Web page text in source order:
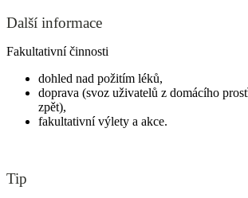
Další informace
Fakultativní činnosti
dohled nad požitím léků,
doprava (svoz uživatelů z domácího
zpět),
fakultativní výlety a akce.
Tip